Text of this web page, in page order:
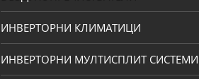
ИНВЕРТОРНИ КЛИМАТИЦИ
ИНВЕРТОРНИ МУЛТИСПЛИТ СИСТЕМИ